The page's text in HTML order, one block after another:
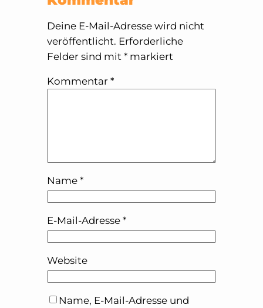
Deine E-Mail-Adresse wird nicht
veröffentlicht. Erforderliche
Felder sind mit *markiert
Kommentar *
Name *
E-Mail-Adresse *
Website
Name, E-Mail-Adresse und